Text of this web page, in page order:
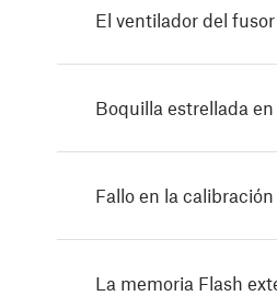
El ventilador del
Boquilla estrellada
Fallo en la
La memoria Flash